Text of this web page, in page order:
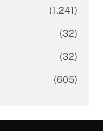
(1.241)
(32)
(32)
(605)